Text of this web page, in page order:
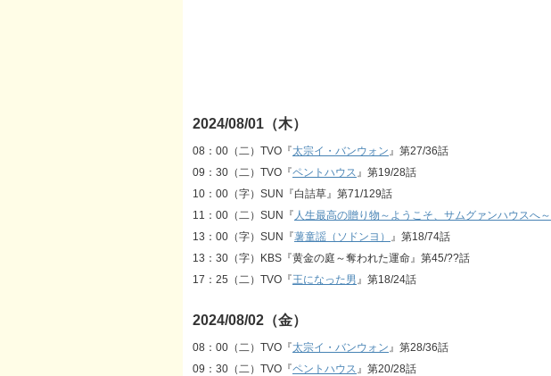
2024/08/01（木）
08：00（二）TVO『太宗イ・バンウォン 』第27/36話
09：30（二）TVO『ペントハウス 』第19/28話
10：00（字）SUN『白詰草』第71/129話
11：00（二）SUN『 人生最高の贈り物～ようこそ、サムグァンハウスへ～
13：00（字）SUN『薯童謡（ソドンヨ）
』第18/74話
13：30（字）KBS『黄金の庭～奪われた運命』第45/??話
17：25（二）TVO『王になった男 』第18/24話
2024/08/02（金）
08：00（二）TVO『太宗イ・バンウォン 』第28/36話
09：30（二）TVO『ペントハウス 』第20/28話